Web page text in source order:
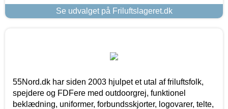
Se udvalget på Friluftslageret.dk
55Nord.dk har siden 2003 hjulpet et utal af friluftsfolk,
spejdere og FDFere med outdoorgrej, funktionel
beklædning, uniformer, forbundsskjorter, logovarer, telte,